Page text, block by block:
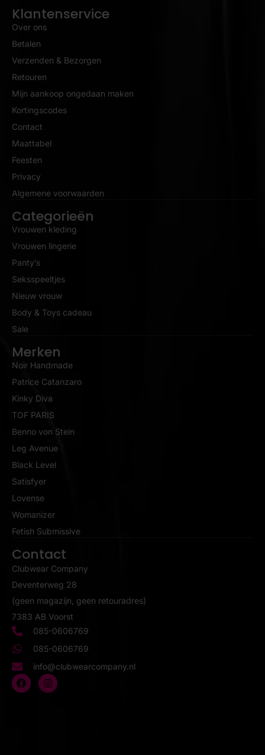
Klantenservice
Over ons
Betalen
Verzenden & Bezorgen
Retouren
Mijn aankoop ongedaan maken
Kortingscodes
Contact
Maattabel
Feesten
Privacy
Algemene voorwaarden
Categorieën
Vrouwen kleding
Vrouwen lingerie
Panty’s
Seksspeeltjes
Nieuw vrouw
Body & Toys cadeau
Sale
Merken
Noir Handmade
Patrice Catanzaro
Kinky Diva
TOF PARIS
Benno von Stein
Leg Avenue
Black Level
Satisfyer
Lovense
Womanizer
Fetish Submissive
Contact
Clubwear Company
Deventerweg 28
(geen magazijn, geen retouradres)
7383 AB Voorst
085-0606769
085-0606769
info@clubwearcompany.nl